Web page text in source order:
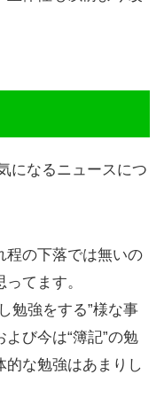
になるニュースにつ
程の下落では無いの
てます。
勉強をする”様な事
び今は“簿記”の勉
的な勉強はあまりし